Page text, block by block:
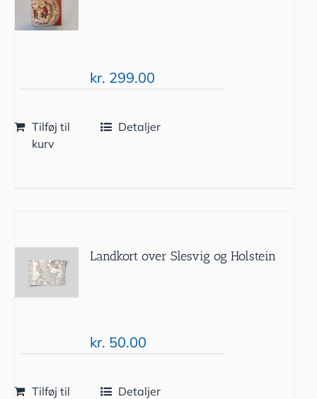
kr. 299.00
Tilføj til
kurv
Detaljer
Landkort over Slesvig og Holstein
kr. 50.00
Tilføj til
Detaljer